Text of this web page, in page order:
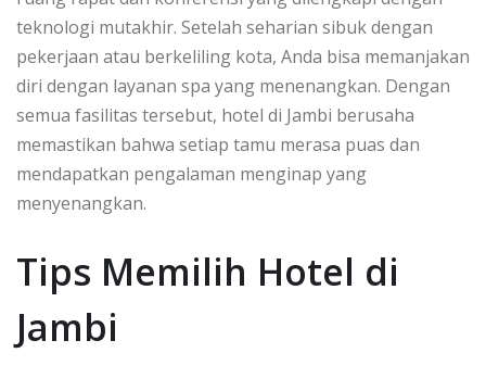
teknologi mutakhir. Setelah seharian sibuk dengan
pekerjaan atau berkeliling kota, Anda bisa memanjakan
diri dengan layanan spa yang menenangkan. Dengan
semua fasilitas tersebut, hotel di Jambi berusaha
memastikan bahwa setiap tamu merasa puas dan
mendapatkan pengalaman menginap yang
menyenangkan.
Tips Memilih Hotel di
Jambi